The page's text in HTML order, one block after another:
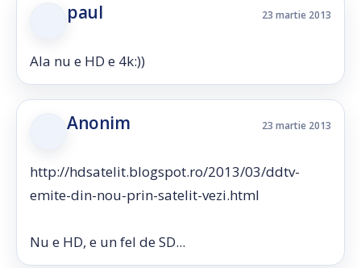
paul 23 martie 2013
Ala nu e HD e 4k:))
Anonim 23 martie 2013
http://hdsatelit.blogspot.ro/2013/03/ddtv-
emite-din-nou-prin-satelit-vezi.html
Nu e HD, e un fel de SD...